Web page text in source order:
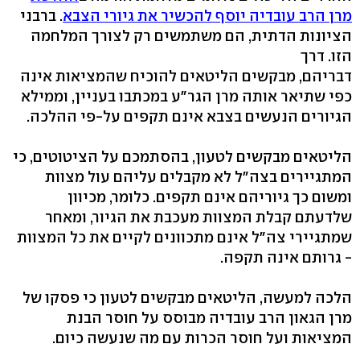
מרן הרב עובדיה יוסף להכשיר את גיורי הצבא. ברבני
הציונות הדתית, הם משתמשים רק לצורך המלחמה
הזו. דרך
דבריהם, מבקשים הליטאים להוכיח שהמציאות אינה
כפי שתיאר אותה מרן הגר"ע במכתבו בעניין, וממילא
הגיורים הנעשים בצבא אינם תקפים על-פי ההלכה.
הליטאים מבקשים לטעון, בהסתמכם על הציטוטים, כי
המתגיירים בצה"ל לא מקבלים עליהם עול מצוות
ומשום כך גיוריהם אינם תקפים. כלומר, מכיוון
שלדעתם קבלת המצוות מעכבת את הגיור, ומאחר
שמתגיירי צה"ל אינם מתכוונים לקיים את כל המצוות
- גרותם אינה תקפה.
הלכה למעשה, הליטאים מבקשים לטעון כי פסקו של
מרן הגאון הרב עובדיה מבוסס על חוסר הבנת
המציאות ועל חוסר הכרות עם מה שנעשה כיום.